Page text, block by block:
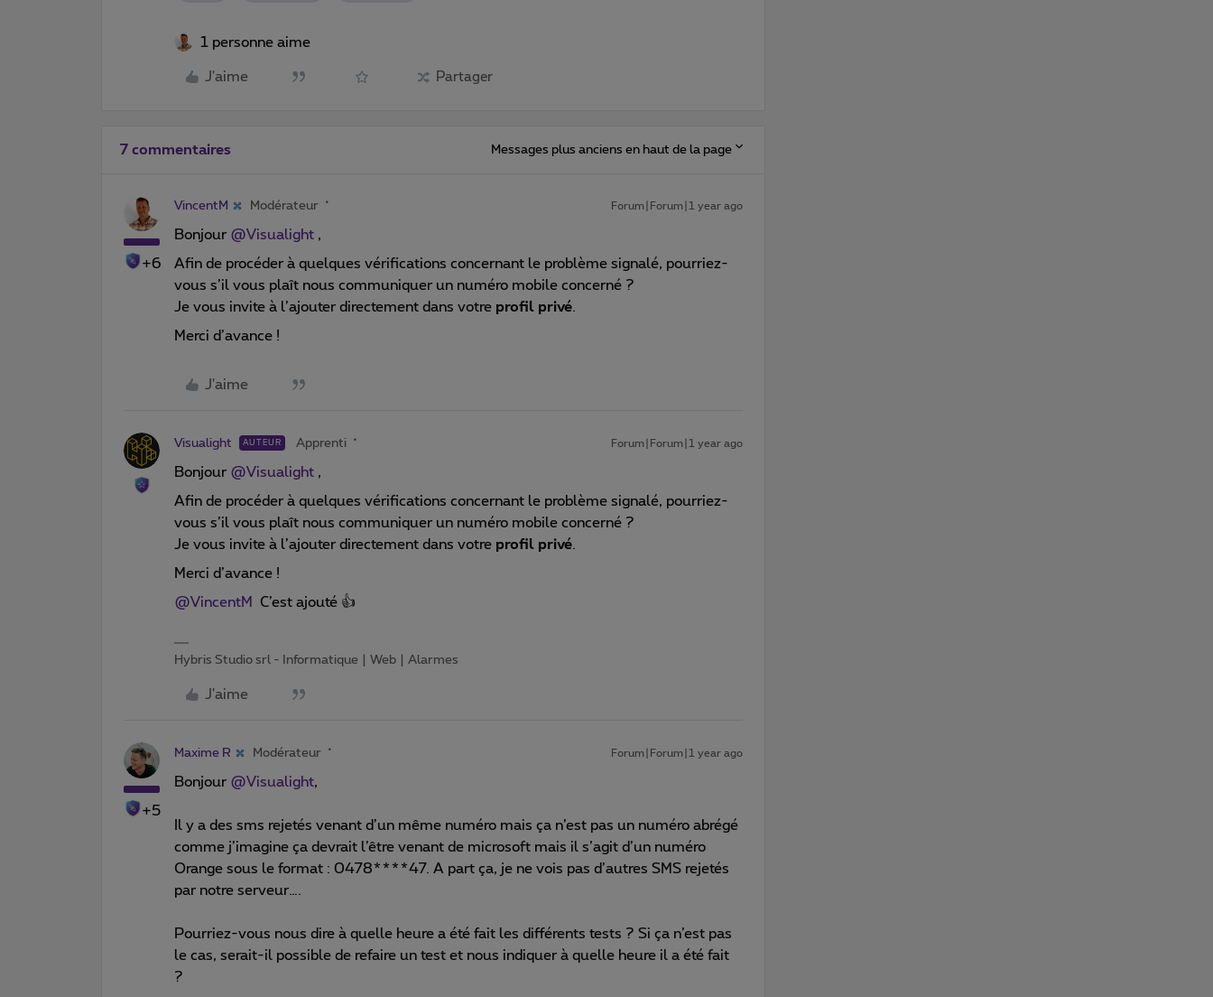
1 personne aime
J'aime Partager
7 commentaires Messages plus anciens en haut de la page
+6
VincentM Modérateur Forum|Forum|1 year ago
Bonjour ​ @Visualight ,
Afin de procéder à quelques vérifications concernant le problème signalé, pourriez-
vous s’il vous plaît nous communiquer un numéro mobile concerné ?
Je vous invite à l’ajouter directement dans votre profil privé
Merci d’avance !
J'aime
Visualight AUTEUR Apprenti Forum|Forum|1 year ago
Bonjour ​ @Visualight ,
Afin de procéder à quelques vérifications concernant le problème signalé, pourriez-
vous s’il vous plaît nous communiquer un numéro mobile concerné ?
Je vous invite à l’ajouter directement dans votre profil privé
Merci d’avance !
@VincentM
C’est ajouté 👍
Hybris Studio srl - Informatique | Web | Alarmes
J'aime
+5
Maxime R Modérateur Forum|Forum|1 year ago
Bonjour ​ @Visualight,
Il y a des sms rejetés venant d’un même numéro mais ça n’est pas un numéro abrégé
comme j’imagine ça devrait l’être venant de microsoft mais il s’agit d’un numéro
Orange sous le format : 0478****47. A part ça, je ne vois pas d’autres SMS rejetés
par notre serveur….
Pourriez-vous nous dire à quelle heure a été fait les différents tests ? Si ça n’est pas
le cas, serait-il possible de refaire un test et nous indiquer à quelle heure il a été fait
?